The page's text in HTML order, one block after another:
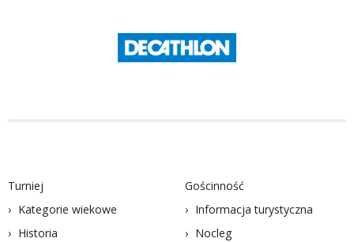
Turniej
Kategorie wiekowe
Historia
Gościnność
Informacja turystyczna
Nocleg